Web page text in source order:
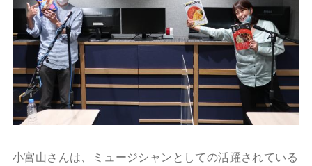
小宮山さんは、ミュージシャンとしての活躍されている